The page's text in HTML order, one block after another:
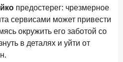
предостерег: чрезмерное
сервисами может привести
окружить его заботой со
в деталях и уйти от